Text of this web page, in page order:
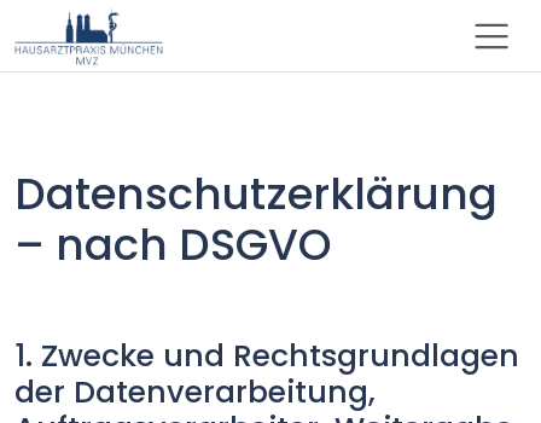
Datenschutzerklärung
– nach DSGVO
1. Zwecke und Rechtsgrundlagen
der Datenverarbeitung,